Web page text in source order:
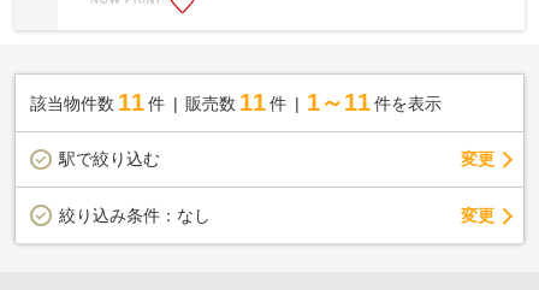
該当物件数 11件 販売数 11 件 1～11 件を表示
駅で絞り込む 変更
絞り込み条件： なし 変更